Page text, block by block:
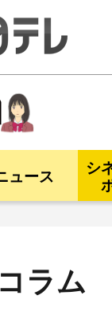
ュース
シ
ラム